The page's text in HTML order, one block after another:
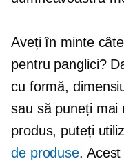
Aveți în minte
pentru panglici?
cu formă,
sau să puneți mai
produs, puteți
de produse.